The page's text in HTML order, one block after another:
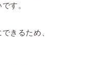
す。
きるため、